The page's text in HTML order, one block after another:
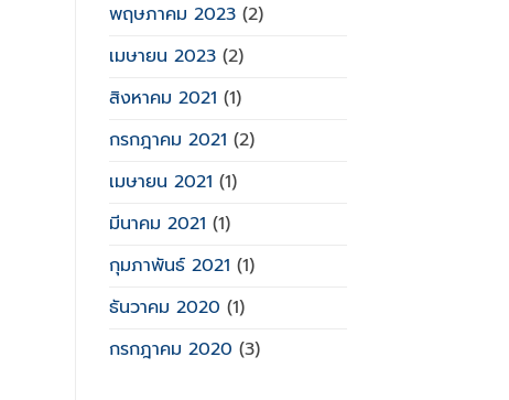
พฤษภาคม 2023(2)
เมษายน 2023(2)
สิงหาคม 2021 (1)
กรกฎาคม 2021 (2)
เมษายน 2021 (1)
มีนาคม 2021 (1)
กุมภาพันธ์ 2021 (1)
ธันวาคม 2020 (1)
กรกฎาคม 2020 (3)